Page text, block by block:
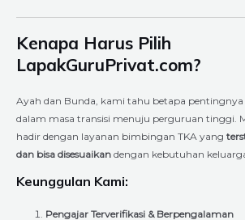
Kenapa Harus Pilih
LapakGuruPrivat.com?
Ayah dan Bunda, kami tahu betapa
dalam masa transisi menuju perguruan tinggi.
hadir dengan layanan bimbingan TKA yang
dan bisa disesuaikan dengan kebutuhan
Keunggulan Kami:
Pengajar Terverifikasi & Berpengalaman